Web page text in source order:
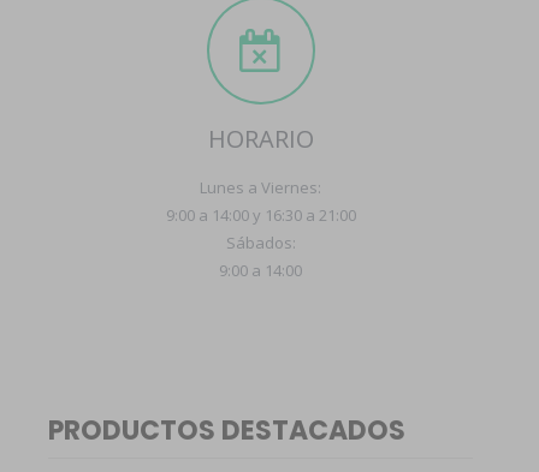
HORARIO
Lunes a Viernes:
9:00 a 14:00 y 16:30 a 21:00
Sábados:
9:00 a 14:00